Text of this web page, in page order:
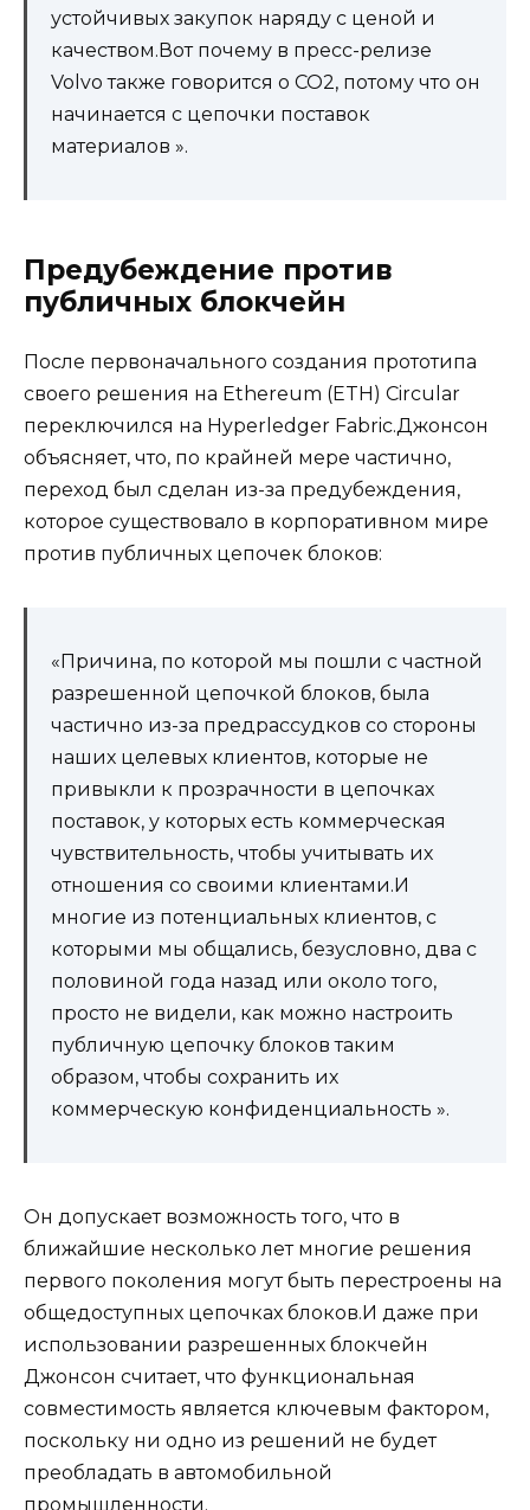
устойчивых закупок наряду с ценой и
качеством.Вот почему в пресс-релизе
Volvo также говорится о CO2, потому что он
начинается с цепочки поставок
материалов ».
Предубеждение против
публичных блокчейн
После первоначального создания прототипа
своего решения на Ethereum (ETH) Circular
переключился на Hyperledger Fabric.Джонсон
объясняет, что, по крайней мере частично,
переход был сделан из-за предубеждения,
которое существовало в корпоративном мире
против публичных цепочек блоков:
«Причина, по которой мы пошли с частной
разрешенной цепочкой блоков, была
частично из-за предрассудков со стороны
наших целевых клиентов, которые не
привыкли к прозрачности в цепочках
поставок, у которых есть коммерческая
чувствительность, чтобы учитывать их
отношения со своими клиентами.И
многие из потенциальных клиентов, с
которыми мы общались, безусловно, два с
половиной года назад или около того,
просто не видели, как можно настроить
публичную цепочку блоков таким
образом, чтобы сохранить их
коммерческую конфиденциальность ».
Он допускает возможность того, что в
ближайшие несколько лет многие решения
первого поколения могут быть перестроены на
общедоступных цепочках блоков.И даже при
использовании разрешенных блокчейн
Джонсон считает, что функциональная
совместимость является ключевым фактором,
поскольку ни одно из решений не будет
преобладать в автомобильной
промышленности.